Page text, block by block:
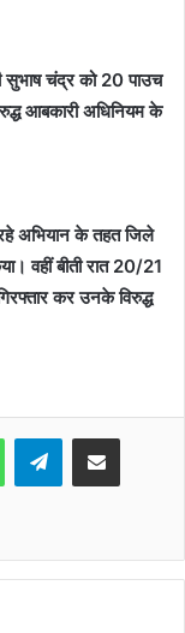
सुभाष चंद्र को 20 पाउच
आबकारी अधिनियम के
अभियान के तहत जिले
वहीं बीती रात 20/21
कर उनके विरुद्ध
WhatsAppTelegramShare via Email